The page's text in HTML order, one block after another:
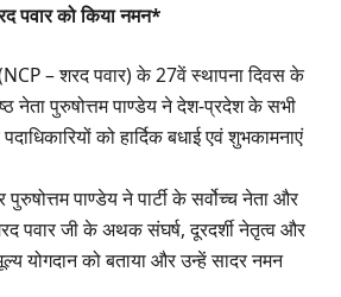
पवार को किया नमन*
(NCP – शरद पवार) के 27वें स्थापना दिवस के
नेता पुरुषोत्तम पाण्डेय ने देश-प्रदेश के सभी
को हार्दिक बधाई एवं शुभकामनाएं
पाण्डेय ने पार्टी के सर्वोच्च नेता और
पवार जी के अथक संघर्ष, दूरदर्शी नेतृत्व और
योगदान को बताया और उन्हें सादर नमन